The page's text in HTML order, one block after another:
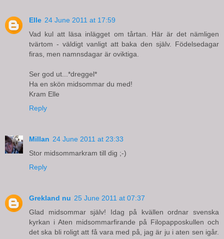
Elle 24 June 2011 at 17:59
Vad kul att läsa inlägget om tårtan. Här är det nämligen
tvärtom - väldigt vanligt att baka den själv. Födelsedagar
firas, men namnsdagar är oviktiga.
Ser god ut...*dreggel*
Ha en skön midsommar du med!
Kram Elle
Reply
Millan 24 June 2011 at 23:33
Stor midsommarkram till dig ;-)
Reply
Grekland nu 25 June 2011 at 07:37
Glad midsommar själv! Idag på kvällen ordnar svenska
kyrkan i Aten midsommarfirande på Filopapposkullen och
det ska bli roligt att få vara med på, jag är ju i aten sen igår.